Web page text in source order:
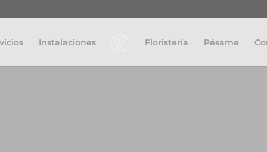
Instalaciones Floristería Pésame